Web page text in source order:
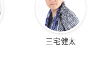
三宅健太